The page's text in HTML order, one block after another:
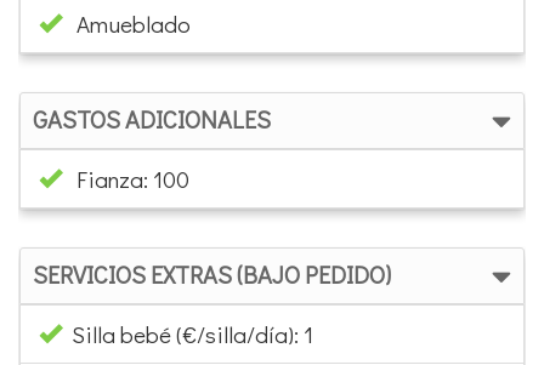
Amueblado
GASTOS ADICIONALES
Fianza: 100
SERVICIOS EXTRAS (BAJO PEDIDO)
Silla bebé (€/silla/día): 1